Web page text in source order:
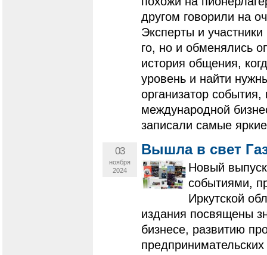
другом говорили на
Эксперты и
го, но и обменялись
история общения,
уровень и найти
организатор
международной
записали самые
03
ноября
2024
Вышла в свет
Новый
событиями,
Иркутской
издания посвящены
бизнесе, развитию